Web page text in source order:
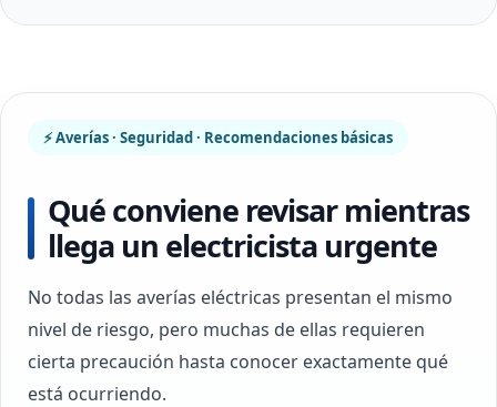
⚡ Averías · Seguridad · Recomendaciones básicas
Qué conviene revisar mientras
llega un electricista urgente
No todas las averías eléctricas presentan el mismo
nivel de riesgo, pero muchas de ellas requieren
cierta precaución hasta conocer exactamente qué
está ocurriendo.